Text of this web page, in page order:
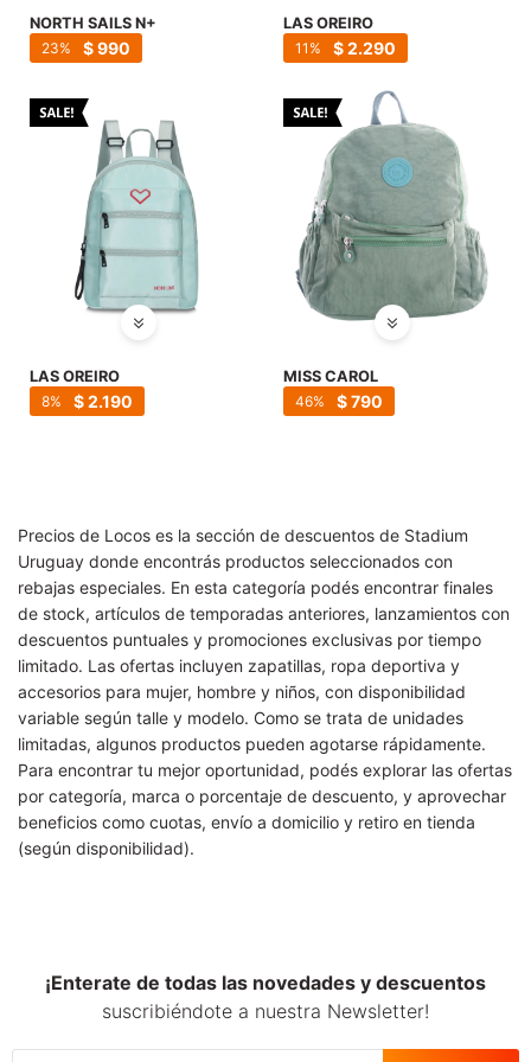
NORTH SAILS N+
$990
23
LAS OREIRO
$2.290
11
LAS OREIRO
$2.190
8
MISS CAROL
$790
46
Precios de Locos es la sección de descuentos de Stadium
Uruguay donde encontrás productos seleccionados con
rebajas especiales. En esta categoría podés encontrar finales
de stock, artículos de temporadas anteriores, lanzamientos con
descuentos puntuales y promociones exclusivas por tiempo
limitado. Las ofertas incluyen zapatillas, ropa deportiva y
accesorios para mujer, hombre y niños, con disponibilidad
variable según talle y modelo. Como se trata de unidades
limitadas, algunos productos pueden agotarse rápidamente.
Para encontrar tu mejor oportunidad, podés explorar las ofertas
por categoría, marca o porcentaje de descuento, y aprovechar
beneficios como cuotas, envío a domicilio y retiro en tienda
(según disponibilidad).
¡Enterate de todas las novedades y descuentos
suscribiéndote a nuestra Newsletter!